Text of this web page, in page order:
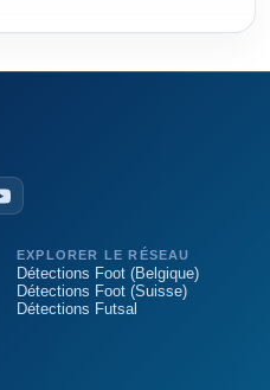
EXPLORER LE RÉSEAU
Détections Foot (Belgique)
Détections Foot (Suisse)
Détections Futsal